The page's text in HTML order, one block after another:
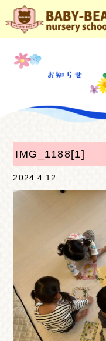
IMG_1188[1]
2024.4.12